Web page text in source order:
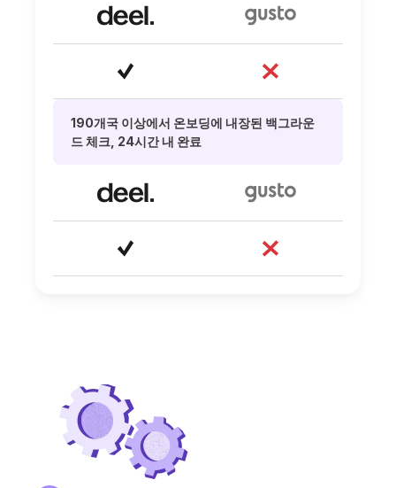
190개국 이상에서 온보딩에 내장된 백그라운
드 체크, 24시간 내 완료